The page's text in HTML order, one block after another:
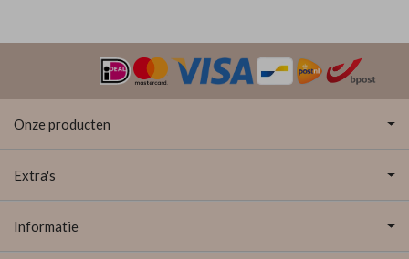
Onze producten
Extra's
Informatie